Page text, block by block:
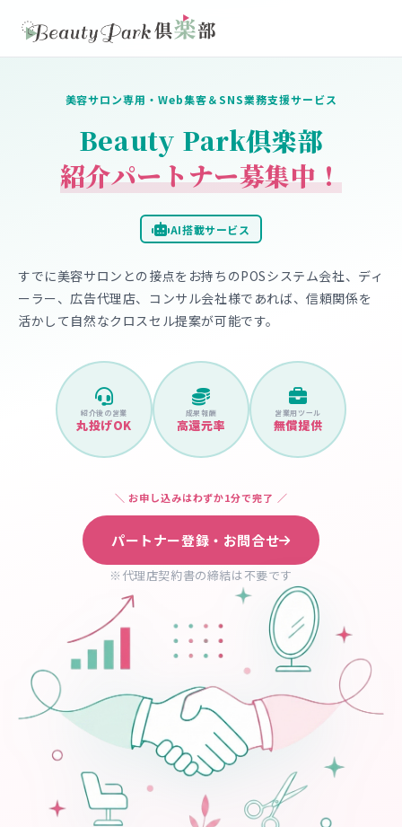
美容サロン専用・Web集客＆SNS業務支援サービス
Beauty Park倶楽部
紹介パートナー募集中！
AI搭載サービス
すでに美容サロンとの接点をお持ちのPOSシステム会社、ディ
ーラー、広告代理店、コンサル会社様であれば、信頼関係を
活かして自然なクロスセル提案が可能です。
紹介後の営業
丸投げOK
成果報酬
高還元率
営業用ツール
無償提供
＼ お申し込みはわずか1分で完了 ／
パートナー登録・お問合せ
※代理店契約書の締結は不要です